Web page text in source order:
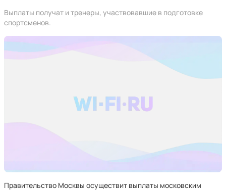
Выплаты получат и тренеры, участвовавшие в подготовке
спортсменов.
Правительство Москвы осуществит выплаты московским